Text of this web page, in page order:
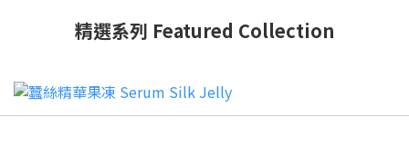
精選系列 Featured Collection